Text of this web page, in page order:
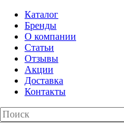
Каталог
Бренды
О компании
Статьи
Отзывы
Акции
Доставка
Контакты